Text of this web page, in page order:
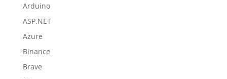
Arduino
ASP.NET
Azure
Binance
Brave